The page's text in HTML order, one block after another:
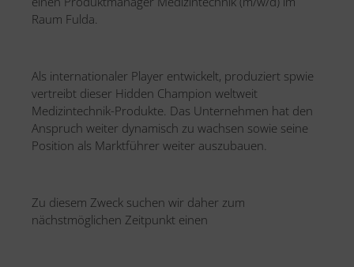
Raum Fulda.
Als internationaler Player entwickelt, produziert spwie
vertreibt dieser Hidden Champion weltweit
Medizintechnik-Produkte. Das Unternehmen hat den
Anspruch weiter dynamisch zu wachsen sowie seine
Position als Marktführer weiter auszubauen.
Zu diesem Zweck suchen wir daher zum
nächstmöglichen Zeitpunkt einen